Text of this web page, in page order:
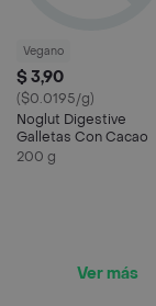
Vegano
$ 3,90
($0.0195/g)
Noglut Digestive
Galletas Con Cacao
200 g
Ver más